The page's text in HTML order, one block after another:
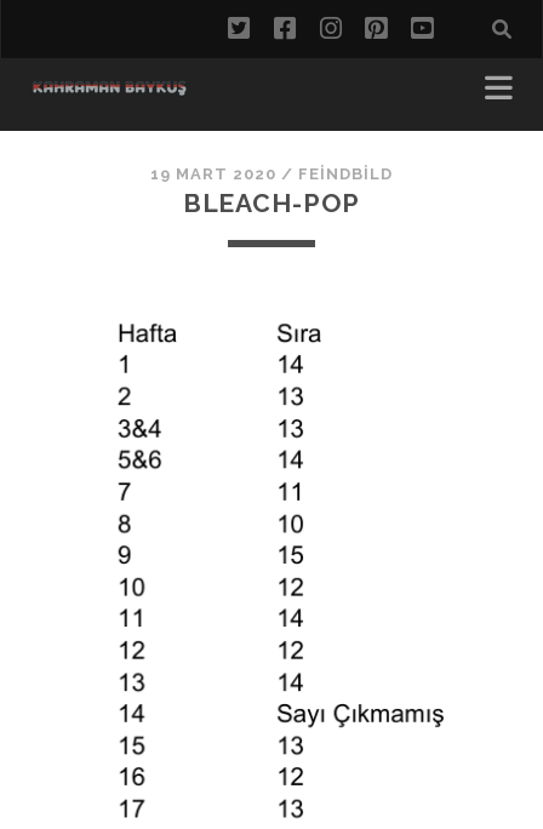
twitterfacebookinstagram
pinterest
youtube
19 MART 2020 / FEINDBILD
BLEACH-POP